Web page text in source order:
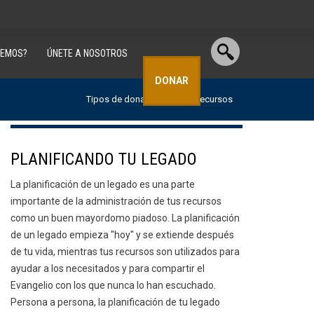
ÚNETE A NOSOTROS
DONAR
Tipos de donaciones: Recursos
PLANIFICANDO TU LEGADO
La planificación de un legado es una parte
importante de la administración de tus recursos
como un buen mayordomo piadoso. La planificación
de un legado empieza "hoy" y se extiende después
de tu vida, mientras tus recursos son utilizados para
ayudar a los necesitados y para compartir el
Evangelio con los que nunca lo han escuchado.
Persona a persona, la planificación de tu legado